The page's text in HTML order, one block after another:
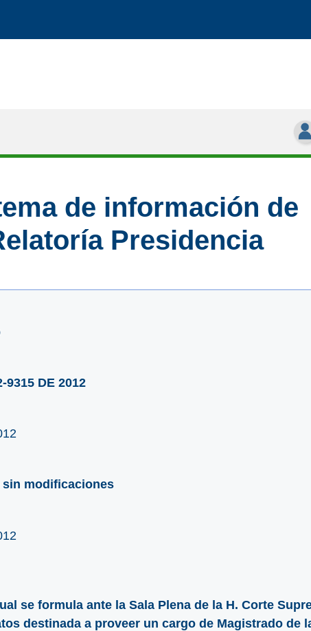
de información de
Presidencia
9315 DE 2012
sin modificaciones
se formula ante la Sala Plena de la H. Corte
destinada a proveer un cargo de Magistrado de